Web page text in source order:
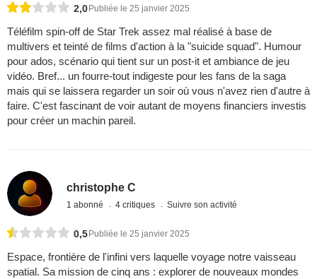
2,0 Publiée le 25 janvier 2025
Téléfilm spin-off de Star Trek assez mal réalisé à base de
multivers et teinté de films d'action à la "suicide squad". Humour
pour ados, scénario qui tient sur un post-it et ambiance de jeu
vidéo. Bref... un fourre-tout indigeste pour les fans de la saga
mais qui se laissera regarder un soir où vous n'avez rien d'autre à
faire. C'est fascinant de voir autant de moyens financiers investis
pour créer un machin pareil.
christophe C
1 abonné 4 critiques Suivre son activité
0,5 Publiée le 25 janvier 2025
Espace, frontière de l'infini vers laquelle voyage notre vaisseau
spatial. Sa mission de cinq ans : explorer de nouveaux mondes